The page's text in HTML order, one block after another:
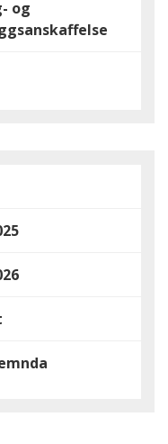
og